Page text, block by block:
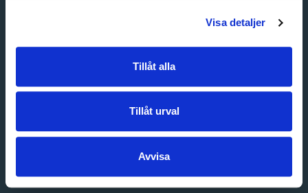
Visa detaljer
Tillåt alla
Tillåt urval
Avvisa